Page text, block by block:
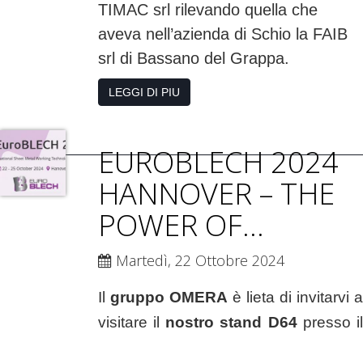
TIMAC srl rilevando quella che
aveva nell’azienda di Schio la FAIB
srl di Bassano del Grappa.
LEGGI DI PIU
EUROBLECH 2024
HANNOVER – THE
POWER OF...
Martedì, 22 Ottobre 2024
Il gruppo OMERA è lieta di invitarvi a
visitare il nostro stand D64presso il